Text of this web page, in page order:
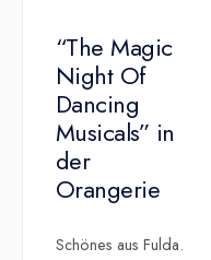
“The Magic
Night Of
Dancing
Musicals” in
der
Orangerie
Schönes aus Fulda.